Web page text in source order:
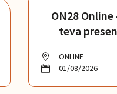
ON28
teva
ONLINE
01/08/2026